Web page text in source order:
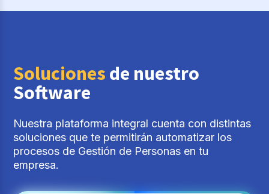
Soluciones de nuestro
Software
Nuestra plataforma integral cuenta con distintas
soluciones que te permitirán automatizar los
procesos de Gestión de Personas en tu
empresa.